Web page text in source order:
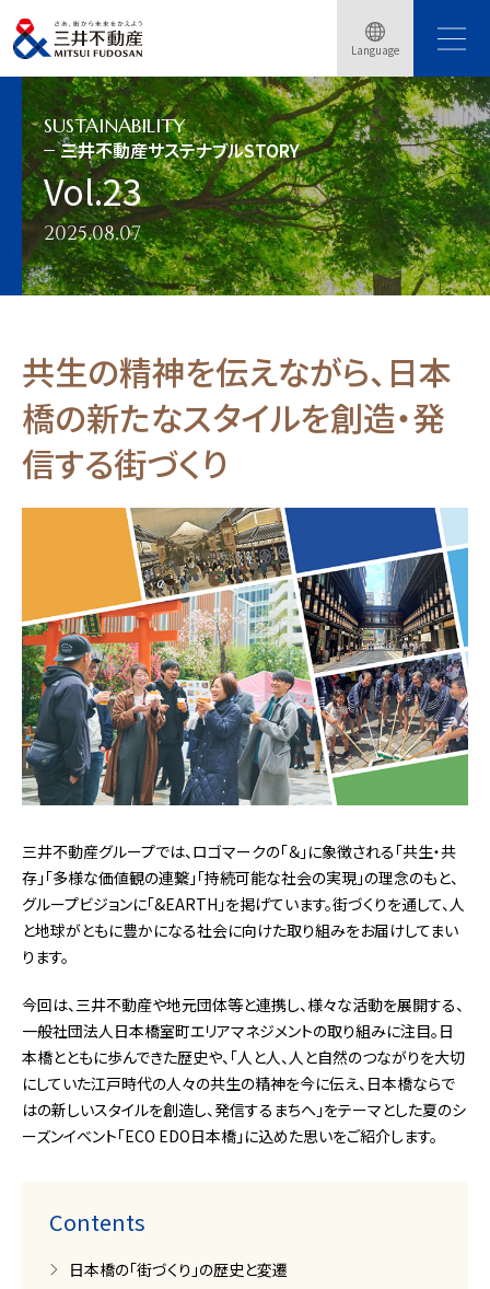
Language
トップページ サステナビリティ
三井不動産サステナブルSTORY
三井不動産サステナブルSTORY Vol.23
SUSTAINABILITY
三井不動産サステナブルSTORY
Vol.23
2025.08.07
共生の精神を伝えながら、日本
橋の新たなスタイルを創造・発
信する街づくり
三井不動産グループでは、ロゴマークの「＆」に象徴される「共生・共
存」「多様な価値観の連繋」「持続可能な社会の実現」の理念のもと、
グループビジョンに「&EARTH」を掲げています。街づくりを通して、人
と地球がともに豊かになる社会に向けた取り組みをお届けしてまい
ります。
今回は、三井不動産や地元団体等と連携し、様々な活動を展開する、
一般社団法人日本橋室町エリアマネジメントの取り組みに注目。日
本橋とともに歩んできた歴史や、「人と人、人と自然のつながりを大切
にしていた江戸時代の人々の共生の精神を今に伝え、日本橋ならで
はの新しいスタイルを創造し、発信するまちへ」をテーマとした夏のシ
ーズンイベント「ECO EDO日本橋」に込めた思いをご紹介します。
Contents
日本橋の「街づくり」の歴史と変遷